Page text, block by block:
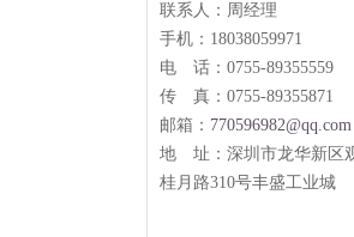
联系人：周经理
手机：18038059971
电 话：0755-89355559
传 真：0755-89355871
邮箱： 770596982@qq.com
地 址： 深圳市龙华新区
桂月路310号丰盛工业城